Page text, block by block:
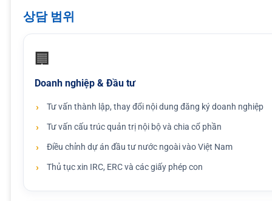
상담 범위
🏢
Doanh nghiệp & Đầu tư
Tư vấn thành lập, thay đổi nội dung đăng ký doanh nghiệp
Tư vấn cấu trúc quản trị nội bộ và chia cổ phần
Điều chỉnh dự án đầu tư nước ngoài vào Việt Nam
Thủ tục xin IRC, ERC và các giấy phép con